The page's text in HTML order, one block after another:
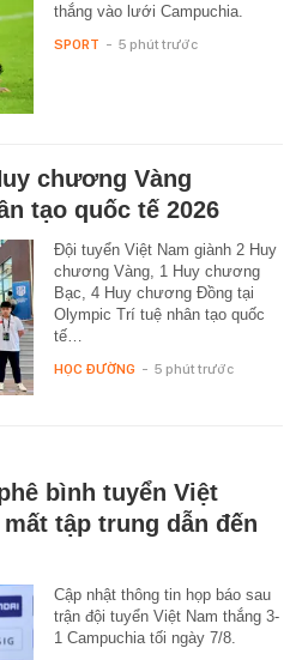
thắng vào lưới Campuchia.
SPORT - 5 phút trước
chương Vàng
tạo quốc tế 2026
Đội tuyển Việt Nam giành 2 Huy
chương Vàng, 1 Huy chương
Bạc, 4 Huy chương Đồng tại
Olympic Trí tuệ nhân tạo quốc
tế…
HỌC ĐƯỜNG - 5 phút trước
bình tuyển Việt
tập trung dẫn đến
Cập nhật thông tin họp báo sau
trận đội tuyển Việt Nam thắng 3-
1 Campuchia tối ngày 7/8.